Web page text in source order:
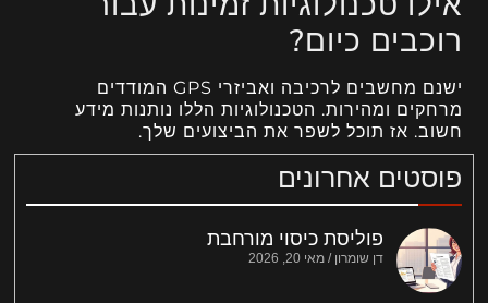
פוסטים אחרונים
פוליסת כיסוי מורחבת
דן שומרון מאי 20, 2026
רוכבים כיום?
ישנם מחשבים לרכיבה ואביזרי GPS המודדים
מרחקים ומהירות. הטכנולוגיות הללו נותנות מידע
חשוב. אז תוכל לשפר את הביצועים שלך.